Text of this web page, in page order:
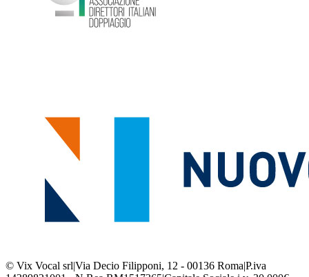
© Vix Vocal srl|Via Decio Filipponi, 12 - 00136 Roma|P.iva